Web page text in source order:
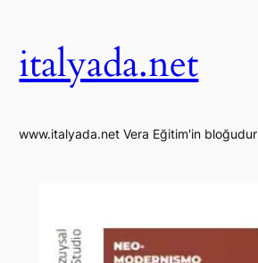
italyada.net
www.italyada.net Vera Eğitim'in bloğudur